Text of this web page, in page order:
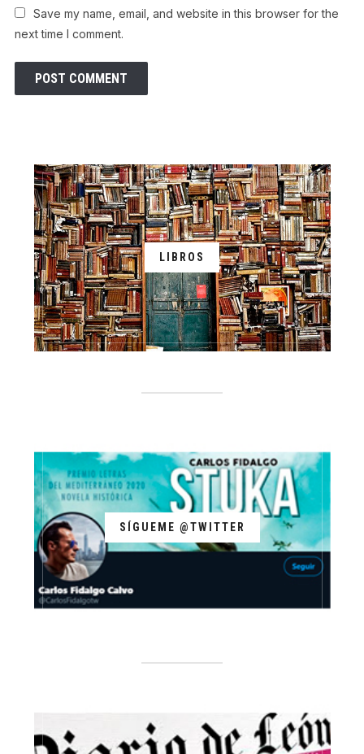
Save my name, email, and website in this browser for the
next time I comment.
LIBROS
SÍGUEME @TWITTER